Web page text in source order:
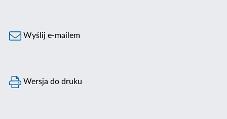
Wyślij e-mailem
Wersja do druku